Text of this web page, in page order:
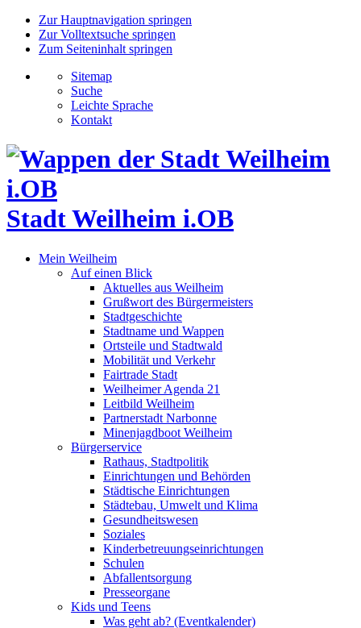
Zur Hauptnavigation springen
Zur Volltextsuche springen
Zum Seiteninhalt springen
Sitemap
Suche
Leichte Sprache
Kontakt
Stadt Weilheim i.OB
Mein Weilheim
Auf einen Blick
Aktuelles aus Weilheim
Grußwort des Bürgermeisters
Stadtgeschichte
Stadtname und Wappen
Ortsteile und Stadtwald
Mobilität und Verkehr
Fairtrade Stadt
Weilheimer Agenda 21
Leitbild Weilheim
Partnerstadt Narbonne
Minenjagdboot Weilheim
Bürgerservice
Rathaus, Stadtpolitik
Einrichtungen und Behörden
Städtische Einrichtungen
Städtebau, Umwelt und Klima
Gesundheitswesen
Soziales
Kinderbetreuungseinrichtungen
Schulen
Abfallentsorgung
Presseorgane
Kids und Teens
Was geht ab? (Eventkalender)